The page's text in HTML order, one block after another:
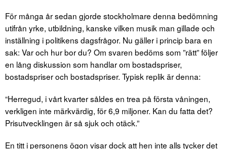
För många år sedan gjorde stockholmare denna bedömning
utifrån yrke, utbildning, kanske vilken musik man gillade och
inställning i politikens dagsfrågor. Nu gäller i princip bara en
sak: Var och hur bor du? Om svaren bedöms som ”rätt” följer
en lång diskussion som handlar om bostadspriser,
bostadspriser och bostadspriser. Typisk replik är denna:
“Herregud, i vårt kvarter såldes en trea på första våningen,
verkligen inte märkvärdig, för 6,9 miljoner. Kan du fatta det?
Prisutvecklingen är så sjuk och otäck.”
En titt i personens ögon visar dock att hen inte alls tycker det